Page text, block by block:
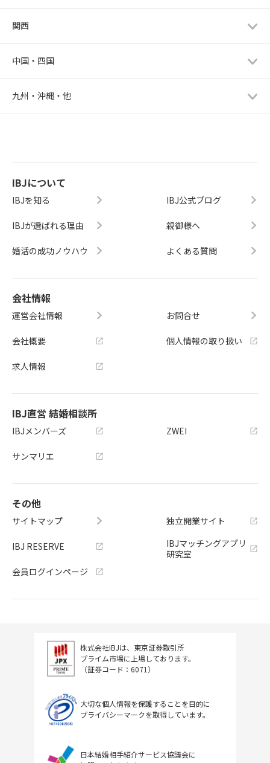
関西
中国・四国
九州・沖縄・他
IBJについて
IBJを知る
IBJが選ばれる理由
婚活の成功ノウハウ
IBJ公式ブログ
親御様へ
よくある質問
会社情報
運営会社情報
会社概要
求人情報
お問合せ
個人情報の取り扱い
IBJ直営 結婚相談所
IBJメンバーズ
サンマリエ
ZWEI
その他
サイトマップ
IBJ RESERVE
会員ログインページ
独立開業サイト
IBJマッチングアプリ
研究室
株式会社IBJは、東京証券取引所
プライム市場に上場しております。
（証券コード：6071）
大切な個人情報を保護することを目的に
プライバシーマークを取得しています。
日本結婚相手紹介サービス協議会に